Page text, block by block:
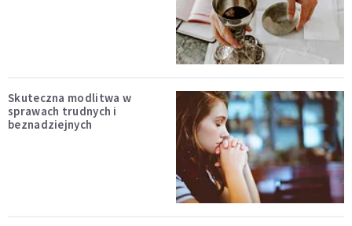
Skuteczna modlitwa w
sprawach trudnych i
beznadziejnych